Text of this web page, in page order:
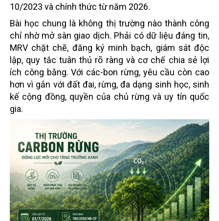
10/2023 và chính thức từ năm 2026.
Bài học chung là không thị trường nào thành công
chỉ nhờ mở sàn giao dịch. Phải có dữ liệu đáng tin,
MRV chặt chẽ, đăng ký minh bạch, giám sát độc
lập, quy tắc tuân thủ rõ ràng và cơ chế chia sẻ lợi
ích công bằng. Với các-bon rừng, yêu cầu còn cao
hơn vì gắn với đất đai, rừng, đa dạng sinh học, sinh
kế cộng đồng, quyền của chủ rừng và uy tín quốc
gia.